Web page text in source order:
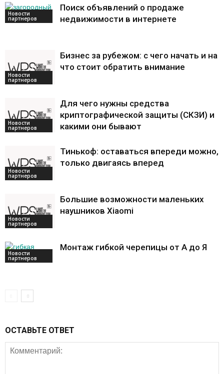
Новости
партнеров
Поиск объявлений о продаже
недвижимости в интернете
Новости
партнеров
Бизнес за рубежом: с чего начать и на
что стоит обратить внимание
Новости
партнеров
Для чего нужны средства
криптографической защиты (СКЗИ) и
какими они бывают
Новости
партнеров
Тинькоф: оставаться впереди можно,
только двигаясь вперед
Новости
партнеров
Большие возможности маленьких
наушников Xiaomi
Новости
партнеров
Монтаж гибкой черепицы от А до Я
ОСТАВЬТЕ ОТВЕТ